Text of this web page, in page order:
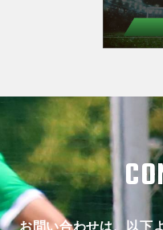
お問い合わせは、以下